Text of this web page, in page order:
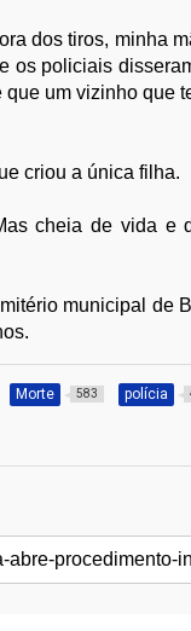
dos tiros, minha
os policiais
um vizinho que
criou a única filha.
cheia de vida e
municipal de
Morte 583 polícia